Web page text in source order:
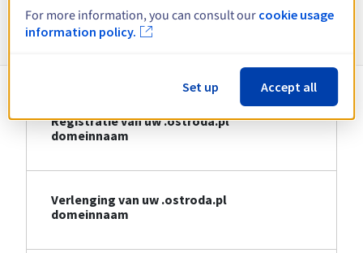
Informatie over .ostroda.pl
Registratie van uw .ostroda.pl
domeinnaam
Verlenging van uw .ostroda.pl
domeinnaam
For more information, you can consult our cookie usage
information policy.
Set up Accept all